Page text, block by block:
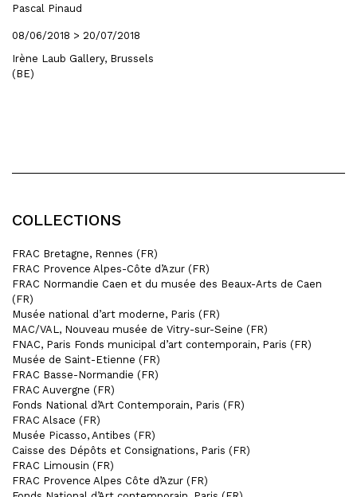
Pascal Pinaud
08/06/2018 > 20/07/2018
Irène Laub Gallery, Brussels
(BE)
COLLECTIONS
FRAC Bretagne, Rennes (FR)
FRAC Provence Alpes-Côte d’Azur (FR)
FRAC Normandie Caen et du musée des Beaux-Arts de Caen
(FR)
Musée national d’art moderne, Paris (FR)
MAC/VAL, Nouveau musée de Vitry-sur-Seine (FR)
FNAC, Paris Fonds municipal d’art contemporain, Paris (FR)
Musée de Saint-Etienne (FR)
FRAC Basse-Normandie (FR)
FRAC Auvergne (FR)
Fonds National d’Art Contemporain, Paris (FR)
FRAC Alsace (FR)
Musée Picasso, Antibes (FR)
Caisse des Dépôts et Consignations, Paris (FR)
FRAC Limousin (FR)
FRAC Provence Alpes Côte d’Azur (FR)